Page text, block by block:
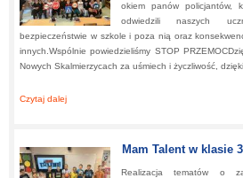
okiem panów policjantów,
odwiedzili naszych
bezpieczeństwie w szkole i poza nią oraz
innych.Wspólnie powiedzieliśmy STOP
Nowych Skalmierzycach za uśmiech i życzliwość,
Czytaj dalej
Mam Talent w klasie
Realizacja tematów o